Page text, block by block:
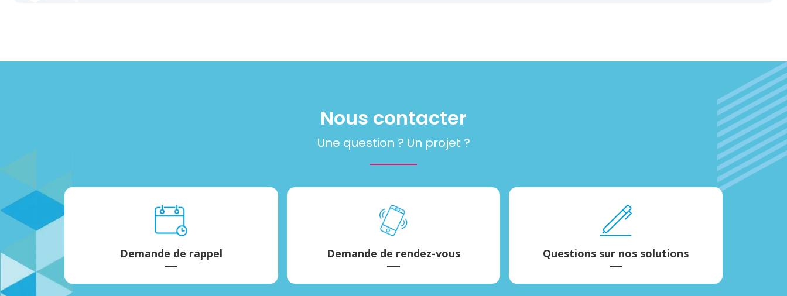
Nous contacter
Une question ? Un projet ?
Demande de rappel Demande de rendez-vous Questions sur nos solutions